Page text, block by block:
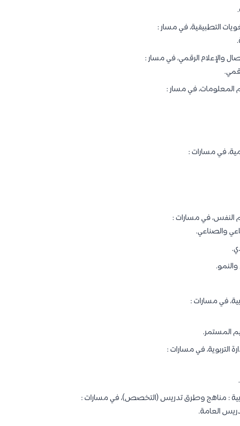
التطبيقية، في مسار :
والإعلام الرقمي، في مسار :
المعلومات، في مسار :
في مسارات :
النفس، في مسارات :
والصناعي.
في مسارات :
المستمر.
التربوية، في مسارات :
: مناهج وطرق تدريس (التخصص)، في مسارات :
العامة.